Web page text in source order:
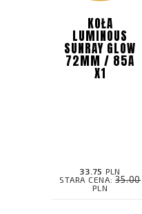
KOŁA
LUMINOUS
SUNRAY GLOW
72MM / 85A
X1
33.75 PLN
STARA CENA:35.00
PLN